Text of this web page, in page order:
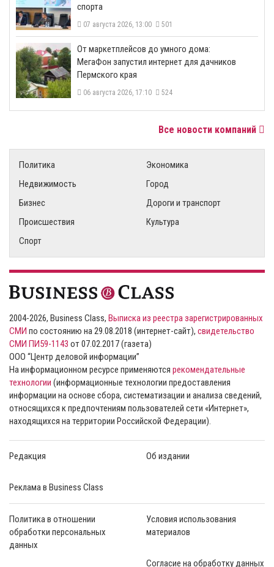
спорта
07 августа 2026, 13:00 501
От маркетплейсов до умного дома:
МегаФон запустил интернет для дачников
Пермского края
06 августа 2026, 17:10 524
Все новости компаний
Политика
Экономика
Недвижимость
Город
Бизнес
Дороги и транспорт
Происшествия
Культура
Спорт
2004-2026, Business Class, Выписка из реестра зарегистрированных
СМИ по состоянию на 29.08.2018 (интернет-сайт), свидетельство
СМИ ПИ59-1143 от 07.02.2017 (газета)
ООО “Центр деловой информации”
На информационном ресурсе применяются рекомендательные
технологии (информационные технологии предоставления
информации на основе сбора, систематизации и анализа сведений,
относящихся к предпочтениям пользователей сети «Интернет»,
находящихся на территории Российской Федерации).
Редакция Об издании
Реклама в Business Class
Политика в отношении
обработки персональных
данных
Условия использования
материалов
Согласие на обработку данных